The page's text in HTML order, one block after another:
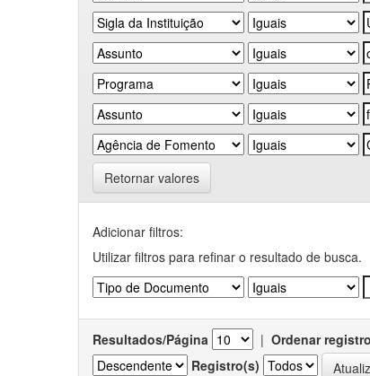
Retornar valores
Adicionar filtros:
Utilizar filtros para refinar o resultado de busca.
Resultados/Página | Ordenar
Registro(s)